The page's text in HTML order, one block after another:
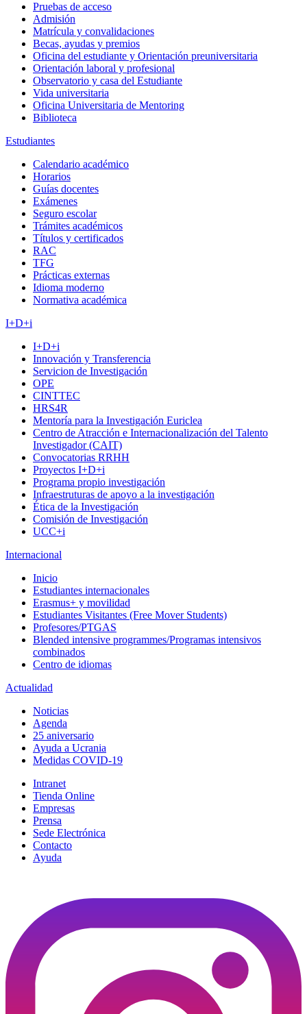
Pruebas de acceso
Admisión
Matrícula y convalidaciones
Becas, ayudas y premios
Oficina del estudiante y Orientación preuniversitaria
Orientación laboral y profesional
Observatorio y casa del Estudiante
Vida universitaria
Oficina Universitaria de Mentoring
Biblioteca
Estudiantes
Calendario académico
Horarios
Guías docentes
Exámenes
Seguro escolar
Trámites académicos
Títulos y certificados
RAC
TFG
Prácticas externas
Idioma moderno
Normativa académica
I+D+i
I+D+i
Innovación y Transferencia
Servicion de Investigación
OPE
CINTTEC
HRS4R
Mentoría para la Investigación Euriclea
Centro de Atracción e Internacionalización del Talento
Investigador (CAIT)
Convocatorias RRHH
Proyectos I+D+i
Programa propio investigación
Infraestruturas de apoyo a la investigación
Ética de la Investigación
Comisión de Investigación
UCC+i
Internacional
Inicio
Estudiantes internacionales
Erasmus+ y movilidad
Estudiantes Visitantes (Free Mover Students)
Profesores/PTGAS
Blended intensive programmes/Programas intensivos
combinados
Centro de idiomas
Actualidad
Noticias
Agenda
25 aniversario
Ayuda a Ucrania
Medidas COVID-19
Intranet
Tienda Online
Empresas
Prensa
Sede Electrónica
Contacto
Ayuda